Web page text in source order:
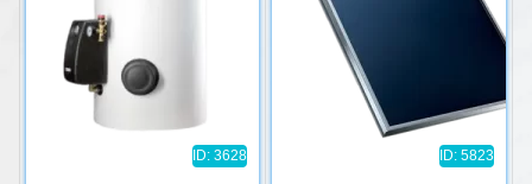
ID: 3628 ID: 5823